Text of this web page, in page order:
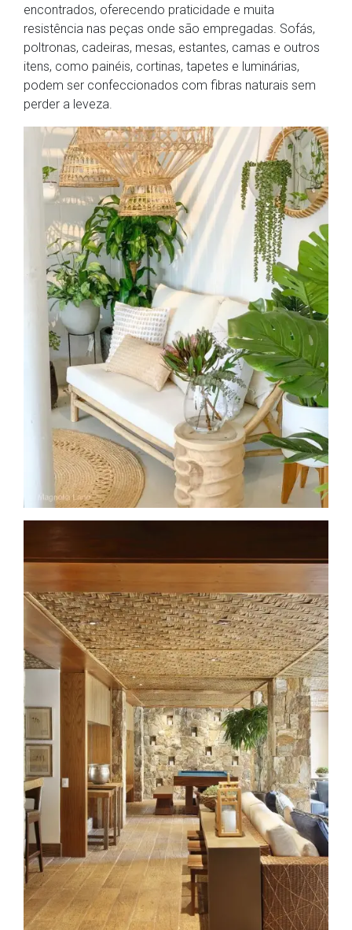
encontrados, oferecendo praticidade e muita
resistência nas peças onde são empregadas. Sofás,
poltronas, cadeiras, mesas, estantes, camas e outros
itens, como painéis, cortinas, tapetes e luminárias,
podem ser confeccionados com fibras naturais sem
perder a leveza.